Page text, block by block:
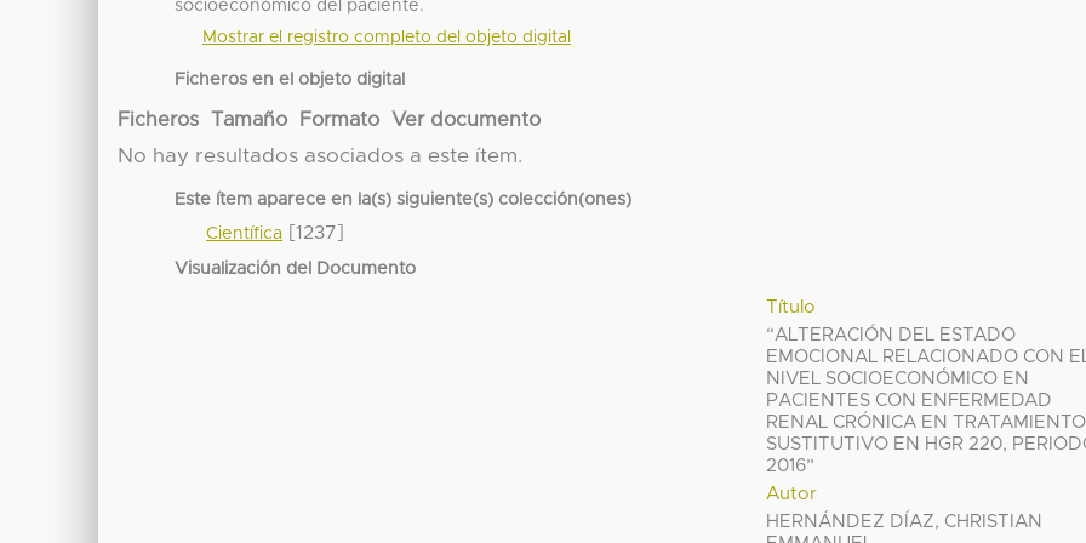
socioeconómico del paciente.
Mostrar el registro completo del objeto digital
Ficheros en el objeto digital
Ficheros Tamaño Formato
Ver documento
No hay resultados asociados a este ítem.
Este ítem aparece en la(s) siguiente(s) colección(ones)
Científica [1237]
Visualización del Documento
Título
“ALTERACIÓN DEL ESTADO
EMOCIONAL RELACIONADO CON
NIVEL SOCIOECONÓMICO EN
PACIENTES CON ENFERMEDAD
RENAL CRÓNICA EN TRATAMIENTO
SUSTITUTIVO EN HGR 220,
2016”
Autor
HERNÁNDEZ DÍAZ, CHRISTIAN